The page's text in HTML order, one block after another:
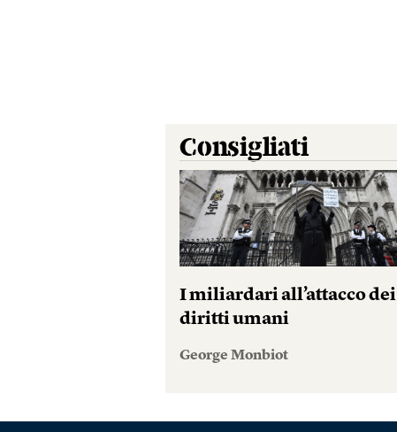
Consigliati
I miliardari all’attacco dei
diritti umani
George Monbiot